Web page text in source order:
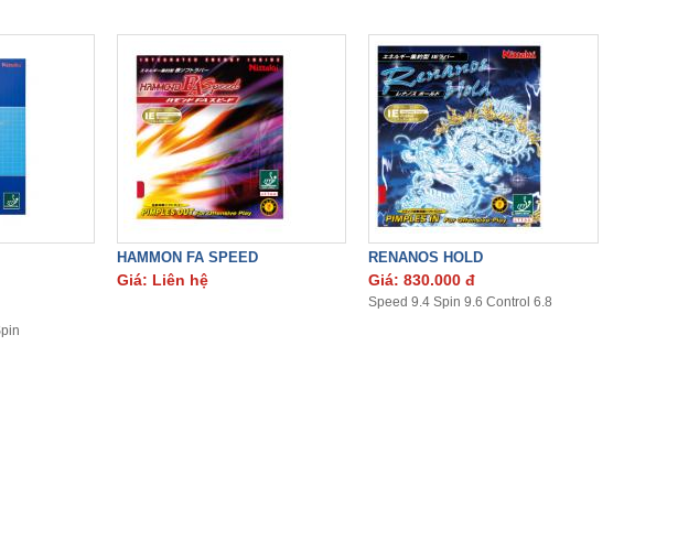
HAMMON FA SPEED
Giá: Liên hệ
RENANOS HOLD
Giá: 830.000 đ
Speed 9.4 Spin 9.6 Control 6.8